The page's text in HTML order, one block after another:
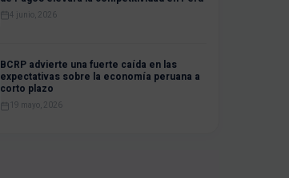
4 junio, 2026
BCRP advierte una fuerte caída en las
expectativas sobre la economía peruana a
corto plazo
19 mayo, 2026